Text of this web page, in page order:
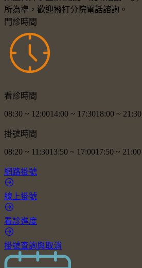
所為準，歡迎撥打分院電話諮詢。
門診時間
看診時間
08:30 ~ 12:0014:00 ~ 17:3018:00 ~ 21:30
掛號時間
08:20 ~ 11:3013:50 ~ 17:0017:50 ~ 21:00
網路掛號
線上掛號
看診進度
掛號查詢與取消